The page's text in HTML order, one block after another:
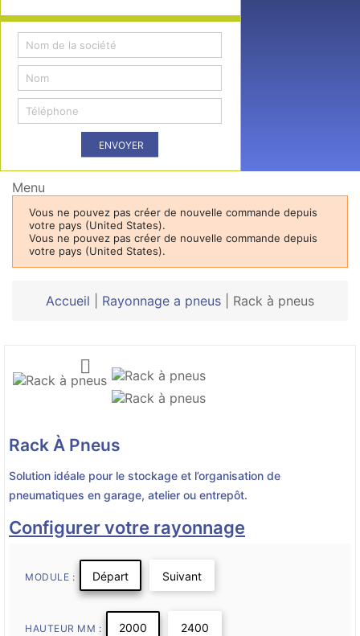
ENVOYER
Menu
Vous ne pouvez pas créer de nouvelle commande depuis
votre pays (United States).
Vous ne pouvez pas créer de nouvelle commande depuis
votre pays (United States).
Accueil Rayonnage a pneus Rack à pneus

Rack À Pneus
Solution idéale pour le stockage et l’organisation de
pneumatiques en garage, atelier ou entrepôt.
Configurer votre rayonnage
MODULE : Départ Suivant
HAUTEUR MM : 2000 2400